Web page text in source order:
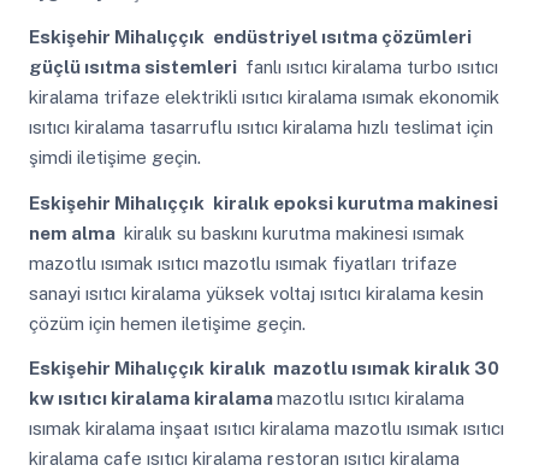
Eskişehir Mihalıççık endüstriyel ısıtma çözümleri
güçlü ısıtma sistemleri fanlı ısıtıcı kiralama turbo ısıtıcı
kiralama trifaze elektrikli ısıtıcı kiralama ısımak ekonomik
ısıtıcı kiralama tasarruflu ısıtıcı kiralama hızlı teslimat için
şimdi iletişime geçin.
Eskişehir Mihalıççık kiralık epoksi kurutma makinesi
nem alma kiralık su baskını kurutma makinesi ısımak
mazotlu ısımak ısıtıcı mazotlu ısımak fiyatları trifaze
sanayi ısıtıcı kiralama yüksek voltaj ısıtıcı kiralama kesin
çözüm için hemen iletişime geçin.
Eskişehir Mihalıççık kiralık mazotlu ısımak kiralık 30
kw ısıtıcı kiralama kiralamamazotlu ısıtıcı kiralama
ısımak kiralama inşaat ısıtıcı kiralama mazotlu ısımak ısıtıcı
kiralama cafe ısıtıcı kiralama restoran ısıtıcı kiralama